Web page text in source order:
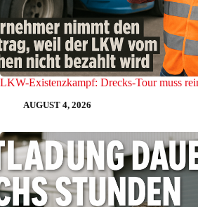
LKW-Existenzkampf: Drecks-Tour muss
AUGUST 4, 2026